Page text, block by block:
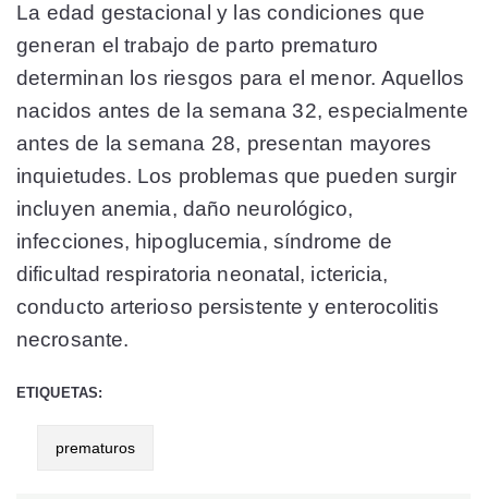
La edad gestacional y las condiciones que
generan el trabajo de parto prematuro
determinan los riesgos para el menor. Aquellos
nacidos antes de la semana 32, especialmente
antes de la semana 28, presentan mayores
inquietudes. Los problemas que pueden surgir
incluyen anemia, daño neurológico,
infecciones, hipoglucemia, síndrome de
dificultad respiratoria neonatal, ictericia,
conducto arterioso persistente y enterocolitis
necrosante.
ETIQUETAS:
prematuros